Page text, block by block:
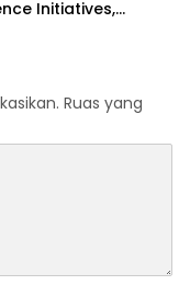
Initiatives,
Ruas yang